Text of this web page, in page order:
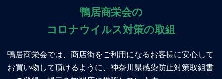
鴨居商栄会の
コロナウイルス対策の取組
鴨居商栄会では、商店街をご利用になるお客様に安心して
お買い物して頂けるように、神奈川県感染防止対策取組書